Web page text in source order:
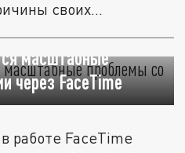
своих...
масштабные
через FaceTime
работе FaceTime